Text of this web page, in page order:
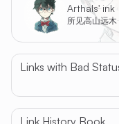
Arthals' ink
所见高山远
Links with Bad
Link History Book